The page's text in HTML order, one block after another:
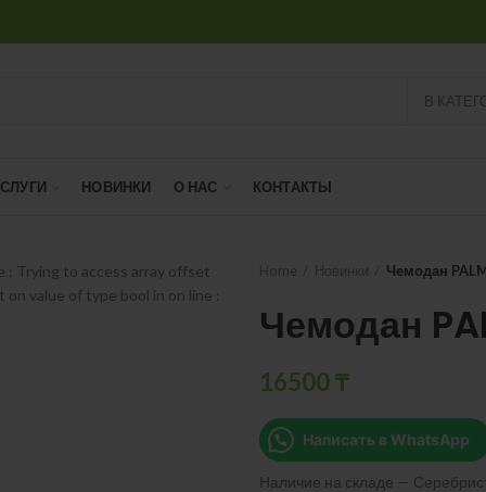
В
НОВИНКИ О НАС КОНТАКТЫ
: Trying to access array offset
on value of type bool in on line :
Warning
Чемодан
Чемодан
16500₸
Написать в WhatsApp
Наличие на складе —